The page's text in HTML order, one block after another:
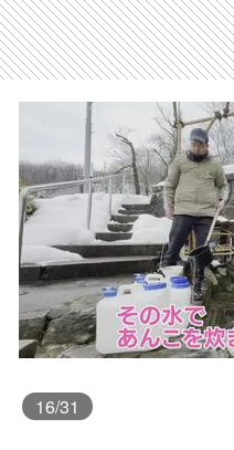
16/31